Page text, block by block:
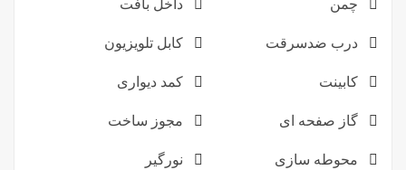
چمن داخل بافت
درب ضدسرقت کابل تلویزیون
کابینت کمد دیواری
گاز صفحه ای مجوز ساخت
محوطه سازی نورگیر